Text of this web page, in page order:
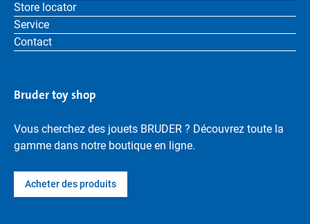
Store locator
Service
Contact
Bruder toy shop
Vous cherchez des jouets BRUDER ? Découvrez toute la
gamme dans notre boutique en ligne.
Acheter des produits